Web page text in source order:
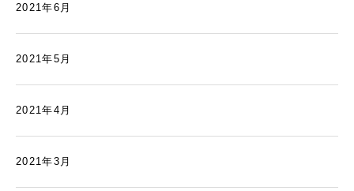
2021年6月
2021年5月
2021年4月
2021年3月